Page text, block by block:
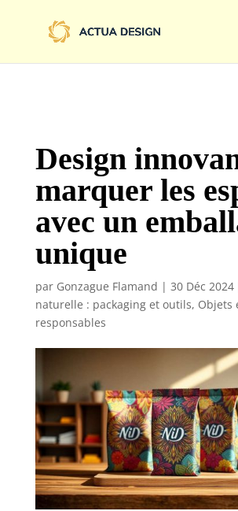
family=Limelight&display=swap');
Design
marquer les
avec un
unique
par Gonzague Flamand | 30 Déc 2024
naturelle : packaging et outils, Objets
responsables